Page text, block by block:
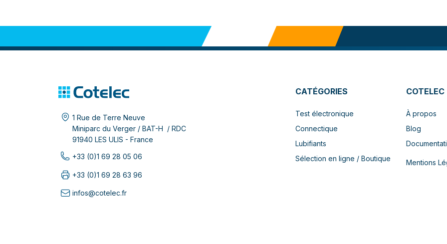
1 Rue de Terre Neuve
Miniparc du Verger / BAT-H / RDC
91940 LES ULIS - France
+33 (0)1 69 28 05 06
+33 (0)1 69 28 63 96
infos@cotelec.fr
CATÉGORIES
Test électronique
Connectique
Lubifiants
Sélection en ligne / Boutique
COTELEC
À propos
Blog
Mentions